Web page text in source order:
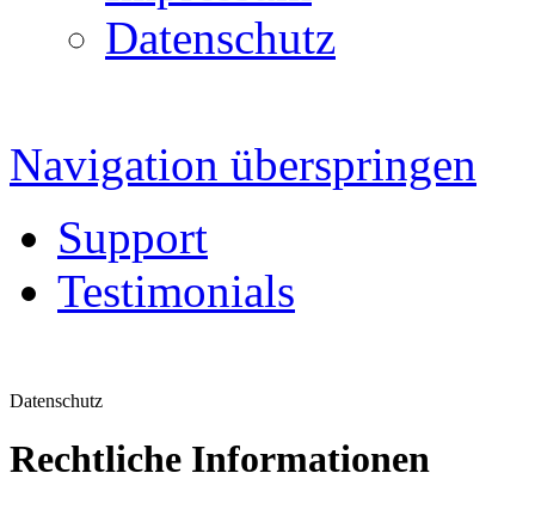
Datenschutz
Navigation überspringen
Support
Testimonials
Datenschutz
Rechtliche Informationen